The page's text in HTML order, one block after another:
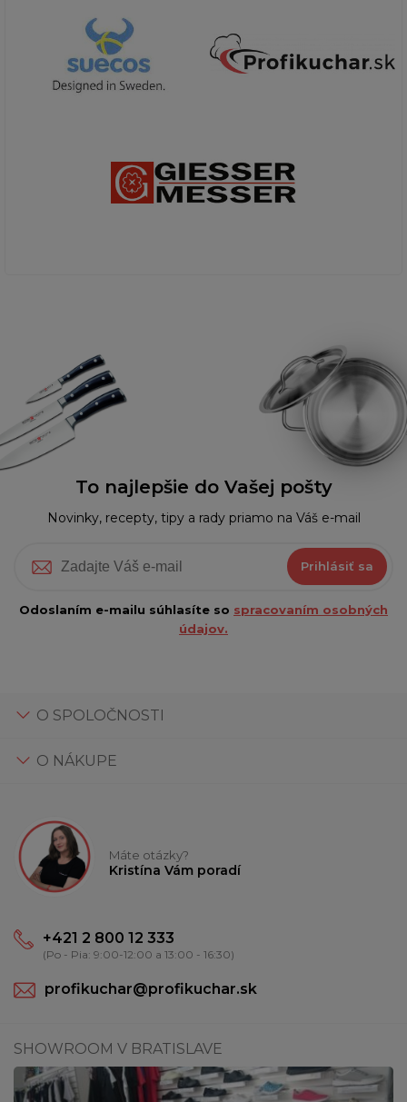
To najlepšie do Vašej pošty
Novinky, recepty, tipy a rady priamo na Váš e-mail
Prihlásiť sa
Odoslaním e-mailu súhlasíte so spracovaním osobných
údajov.
O SPOLOČNOSTI
O NÁKUPE
Máte otázky?
Kristína Vám poradí
+421 2 800 12 333
(Po - Pia: 9:00-12:00 a 13:00 - 16:30)
profikuchar@profikuchar.sk
SHOWROOM V BRATISLAVE